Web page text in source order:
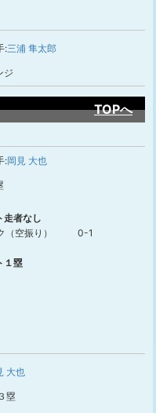
:三浦 隼太郎
ジ
TOPへ
:岡見 大也
走者なし
（空振り） 0-1
１塁
大也
塁